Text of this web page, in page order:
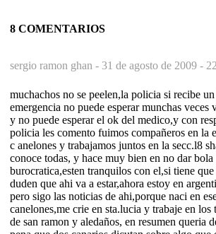
8 COMENTARIOS
sergio ramon ghan - 31 de agosto de 2009 -
muchachos no se peelen,la policia si recibe
emergencia no puede esperar munchas veces
y no puede esperar el ok del medico,y con
policia les comento fuimos compañeros en la
c anelones y trabajamos juntos en la secc.l8
conoce todas, y hace muy bien en no dar bola
burocratica,esten tranquilos con el,si tiene
duden que ahi va a estar,ahora estoy en
pero sigo las noticias de ahi,porque naci en
canelones,me crie en sta.lucia y trabaje en los
de san ramon y aledaños, en resumen queria